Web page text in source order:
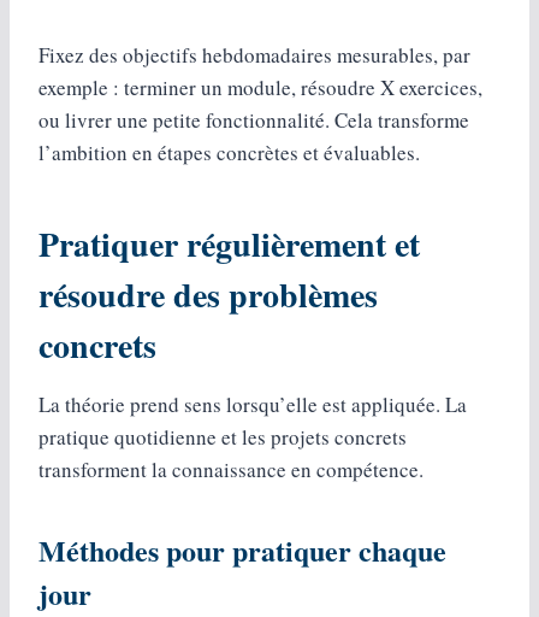
Fixez des objectifs hebdomadaires mesurables, par
exemple : terminer un module, résoudre X exercices,
ou livrer une petite fonctionnalité. Cela transforme
l’ambition en étapes concrètes et évaluables.
Pratiquer régulièrement et
résoudre des problèmes
concrets
La théorie prend sens lorsqu’elle est appliquée. La
pratique quotidienne et les projets concrets
transforment la connaissance en compétence.
Méthodes pour pratiquer chaque
jour